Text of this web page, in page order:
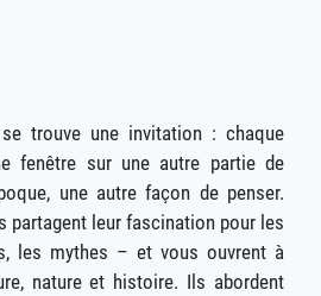
trouve une invitation : chaque
fenêtre sur une autre partie de
une autre façon de penser.
partagent leur fascination pour les
les mythes – et vous ouvrent à
nature et histoire. Ils abordent